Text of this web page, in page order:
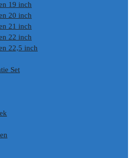
19 inch
20 inch
21 inch
22 inch
22,5 inch
Set